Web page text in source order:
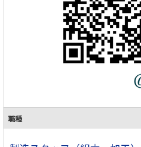
職種